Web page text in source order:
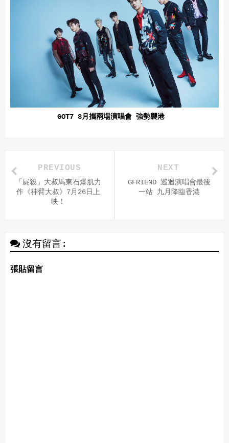
GOT7 8月攜兩場演唱會 強勢襲港
NEXT
GFRIEND 巡迴演唱會最後
一站 九月降臨香港
PREVIOUS
「屍殺」大叔馬東石爆肌力
作《神臂大叔》7月26日上
映！
沒有留言:
張貼留言